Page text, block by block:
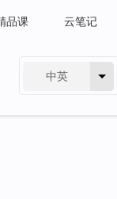
品课 云笔记
中英